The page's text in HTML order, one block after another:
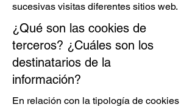
sucesivas visitas diferentes sitios web.
¿Qué son las cookies de
terceros? ¿Cuáles son los
destinatarios de la
información?
En relación con la tipología de cookies